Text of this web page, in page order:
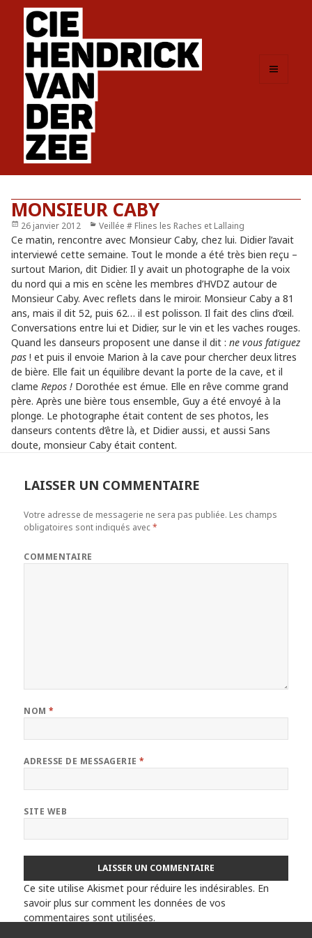
MONSIEUR CABY
Publié
le
26 janvier 2012 Catégories
Veillée # Flines les Raches et Lallaing
Ce matin, rencontre avec Monsieur Caby, chez lui. Didier l’avait
interviewé cette semaine. Tout le monde a été très bien reçu –
surtout Marion, dit Didier. Il y avait un photographe de la voix
du nord qui a mis en scène les membres d’HVDZ autour de
Monsieur Caby. Avec reflets dans le miroir. Monsieur Caby a 81
ans, mais il dit 52, puis 62… il est polisson. Il fait des clins d’œil.
Conversations entre lui et Didier, sur le vin et les vaches rouges.
Quand les danseurs proposent une danse il dit : ne vous fatiguez
pas! et puis il envoie Marion à la cave pour chercher deux litres
de bière. Elle fait un équilibre devant la porte de la cave, et il
clame Repos !Dorothée est émue. Elle en rêve comme grand
père. Après une bière tous ensemble, Guy a été envoyé à la
plonge. Le photographe était content de ses photos, les
danseurs contents d’être là, et Didier aussi, et aussi Sans
doute, monsieur Caby était content.
LAISSER UN COMMENTAIRE
Votre adresse de messagerie ne sera pas publiée. Les champs
obligatoires sont indiqués avec*
COMMENTAIRE
NOM*
ADRESSE DE MESSAGERIE*
SITE WEB
Ce site utilise Akismet pour réduire les indésirables. En
savoir plus sur comment les données de vos
commentaires sont utilisées.